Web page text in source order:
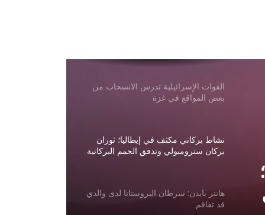
القوات الإسرائيلية تدرس الانسحاب من
بعض المواقع في غزة
نشاط بركاني مكثف في إيطاليا؛ ثوران
بركان سترومبولي وتدفق الحمم البركانية
هانتر بايدن: سرطان البروستاتا لدى والدي
قد تفاقم